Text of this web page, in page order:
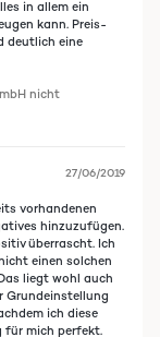
in allem ein
kann. Preis-
deutlich eine
nicht
27/06/2019
vorhandenen
hinzuzufügen.
überrascht. Ich
einen solchen
liegt wohl auch
Grundeinstellung
ich diese
für mich perfekt.